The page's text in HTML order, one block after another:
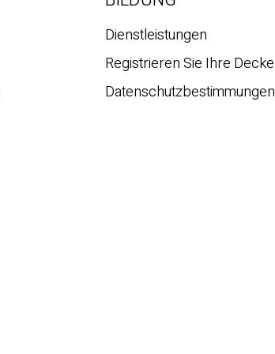
Dienstleistungen
Registrieren Sie Ihre Decke
Datenschutzbestimmungen